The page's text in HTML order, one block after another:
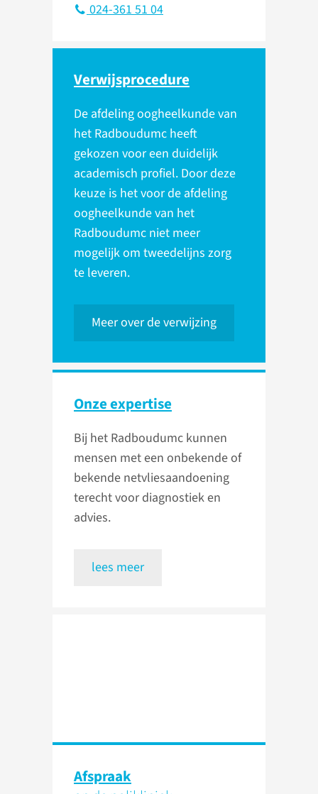
024-361 51 04
Verwijs­procedure
De afdeling oogheelkunde van
het Radboudumc heeft
gekozen voor een duidelijk
academisch profiel. Door deze
keuze is het voor de afdeling
oogheelkunde van het
Radboudumc niet meer
mogelijk om tweedelijns zorg
te leveren.
Meer over de verwijzing
Onze expertise
Bij het Radboudumc kunnen
mensen met een onbekende of
bekende netvliesaandoening
terecht voor diagnostiek en
advies.
lees meer
Afspraak